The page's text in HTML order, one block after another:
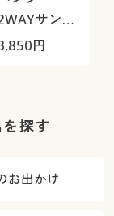
サンダ
(BB5521)
円
探す
お出かけ